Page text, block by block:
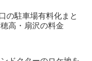
の駐車場有料化まと
高・扇沢の料金